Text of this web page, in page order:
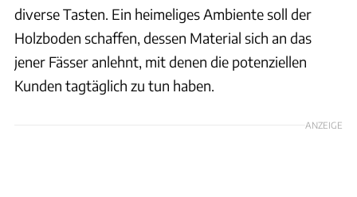
diverse Tasten. Ein heimeliges Ambiente soll der
Holzboden schaffen, dessen Material sich an das
jener Fässer anlehnt, mit denen die potenziellen
Kunden tagtäglich zu tun haben.
ANZEIGE